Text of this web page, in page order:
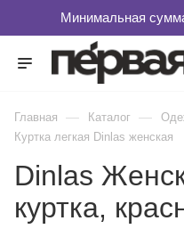
Главная — Каталог —
Куртка легкая Dinlas женская
Dinlas
куртка,